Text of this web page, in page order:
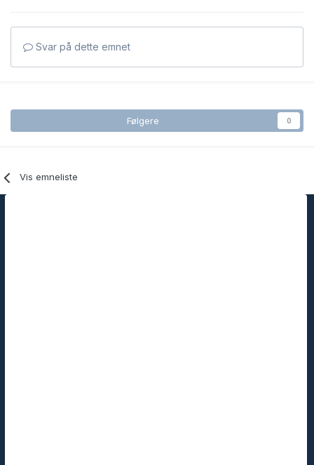
Svar på dette emnet
Følgere 0
Vis emneliste